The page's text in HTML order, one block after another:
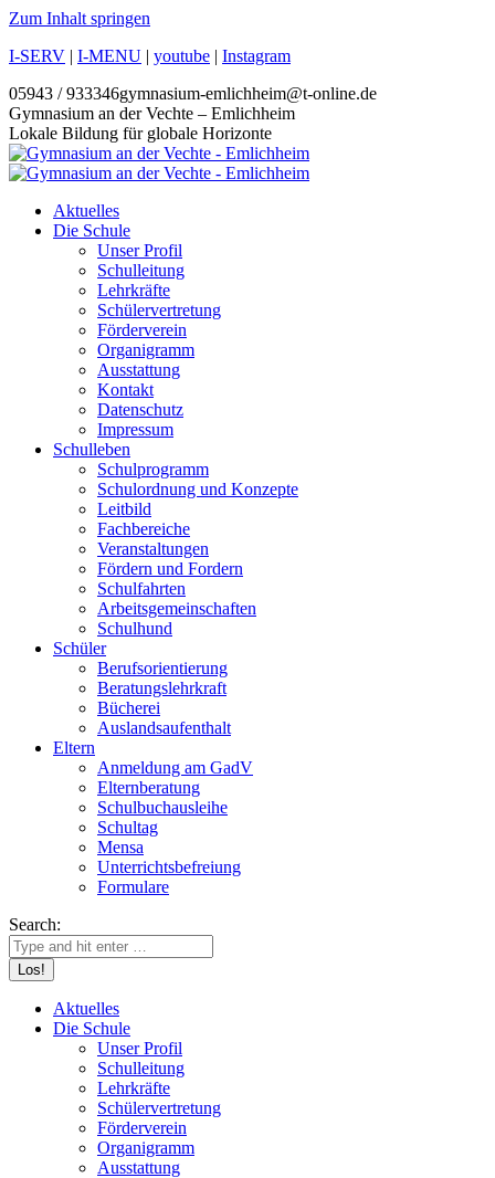
Zum Inhalt springen
I-SERV | I-MENU | youtube | Instagram
05943 / 933346gymnasium-emlichheim@t-online.de
Gymnasium an der Vechte – Emlichheim
Lokale Bildung für globale Horizonte
Aktuelles
Die Schule
Unser Profil
Schulleitung
Lehrkräfte
Schülervertretung
Förderverein
Organigramm
Ausstattung
Kontakt
Datenschutz
Impressum
Schulleben
Schulprogramm
Schulordnung und Konzepte
Leitbild
Fachbereiche
Veranstaltungen
Fördern und Fordern
Schulfahrten
Arbeitsgemeinschaften
Schulhund
Schüler
Berufsorientierung
Beratungslehrkraft
Bücherei
Auslandsaufenthalt
Eltern
Anmeldung am GadV
Elternberatung
Schulbuchausleihe
Schultag
Mensa
Unterrichtsbefreiung
Formulare
Search:
Aktuelles
Die Schule
Unser Profil
Schulleitung
Lehrkräfte
Schülervertretung
Förderverein
Organigramm
Ausstattung